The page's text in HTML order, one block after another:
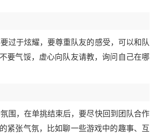
过于炫耀，要尊重队友的感受，可以和队
要气馁，虚心向队友请教，询问自己在哪
围，在单挑结束后，要尽快回到团队合作
紧张气氛，比如聊一些游戏中的趣事、互